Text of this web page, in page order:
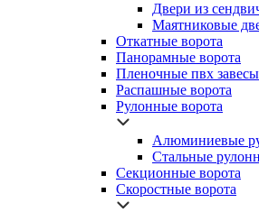
Двери из
Маятниковые
Откатные ворота
Панорамные ворота
Пленочные пвх завесы
Распашные ворота
Рулонные ворота
Алюминиевые
Стальные
Секционные ворота
Скоростные ворота